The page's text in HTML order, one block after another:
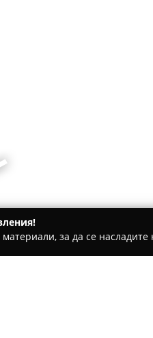
за да се насладите